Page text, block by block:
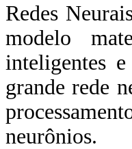
Redes
modelo
inteligentes
grande rede
neurônios.